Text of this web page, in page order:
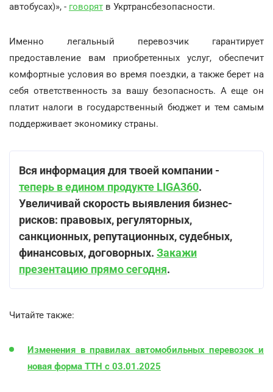
автобусах)», - говорят в Укртрансбезопасности.
Именно легальный перевозчик гарантирует
предоставление вам приобретенных услуг, обеспечит
комфортные условия во время поездки, а также берет на
себя ответственность за вашу безопасность. А еще он
платит налоги в государственный бюджет и тем самым
поддерживает экономику страны.
Вся информация для твоей компании -
теперь в едином продукте LIGA360.
Увеличивай скорость выявления бизнес-
рисков: правовых, регуляторных,
санкционных, репутационных, судебных,
финансовых, договорных. Закажи
презентацию прямо сегодня.
Читайте также:
Изменения в правилах автомобильных перевозок и
новая форма ТТН с 03.01.2025